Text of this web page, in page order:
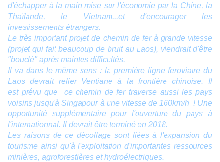
d'échapper à la main mise sur l'économie par la Chine, la
Thaïlande, le Vietnam...et d'encourager les
investissements étrangers.
Le très important projet de chemin de fer à grande vitesse
(projet qui fait beaucoup de bruit au Laos), viendrait d'être
"bouclé" après maintes difficultés.
Il va dans le même sens : la première ligne feroviaire du
Laos devrait relier Ventiane à la frontière chinoise. Il
est prévu que ce chemin de fer traverse aussi les pays
voisins jusqu'à Singapour à une vitesse de 160km/h ! Une
opportunité supplémentaire pour l'ouverture du pays à
l'internationnal. Il devrait être terminé en 2018.
Les raisons de ce décollage sont liées à l'expansion du
tourisme ainsi qu'à l'exploitation d'importantes ressources
minières, agroforestières et hydroélectriques.